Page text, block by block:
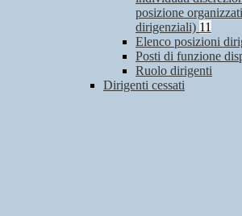
posizione
dirigenziali) 11
Elenco posizioni
Posti di funzione
Ruolo dirigenti
Dirigenti cessati